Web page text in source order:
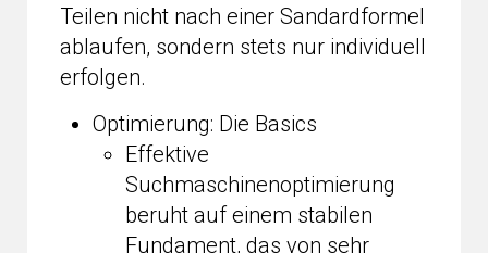
Teilen nicht nach einer Sandardformel
ablaufen, sondern stets nur individuell
erfolgen.
Optimierung: Die Basics
Effektive
Suchmaschinenoptimierung
beruht auf einem stabilen
Fundament, das von sehr